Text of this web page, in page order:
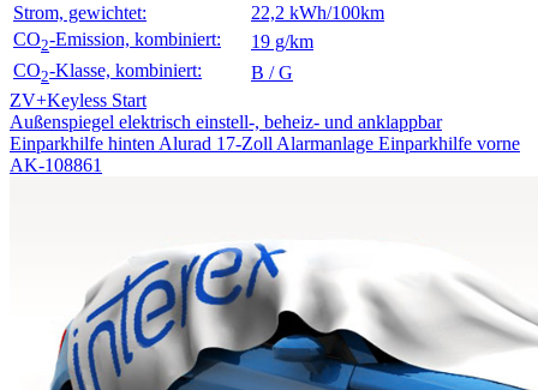
Strom, gewichtet:
22,2 kWh/100km
CO2-Emission, kombiniert:
19 g/km
CO2-Klasse, kombiniert:
B / G
ZV+Keyless Start
Außenspiegel elektrisch einstell-, beheiz- und anklappbar
Einparkhilfe hinten Alurad 17-Zoll Alarmanlage Einparkhilfe vorne
AK-108861